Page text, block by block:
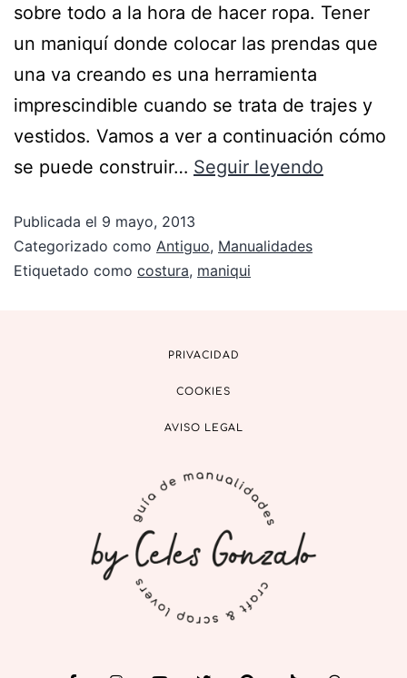
sobre todo a la hora de hacer ropa. Tener
un maniquí donde colocar las prendas que
una va creando es una herramienta
imprescindible cuando se trata de trajes y
vestidos. Vamos a ver a continuación cómo
se puede construir… Seguir leyendo
Publicada el 9 mayo, 2013
Categorizado como Antiguo, Manualidades
Etiquetado como costura, maniqui
PRIVACIDAD
COOKIES
AVISO LEGAL